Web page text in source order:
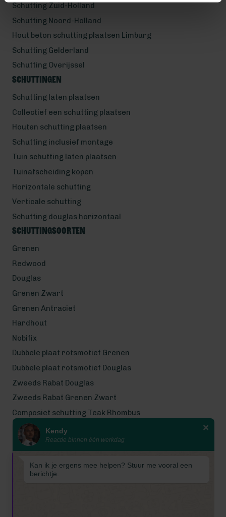
Wij zijn even met bouwvak! Van 7
tot en met 16 augustus is
Schutting Zuid-Holland
Schutting Noord-Holland
Hout beton schutting plaatsen Limburg
Schutting Gelderland
Schutting Overijssel
Schuttingen
Schutting laten plaatsen
Collectief een schutting plaatsen
Houten schutting plaatsen
Schutting inclusief montage
Tuin schutting laten plaatsen
Tuinafscheiding kopen
Horizontale schutting
Verticale schutting
Schutting douglas horizontaal
Schuttingsoorten
Grenen
Redwood
Douglas
Grenen Zwart
Grenen Antraciet
Hardhout
Nobifix
Dubbele plaat rotsmotief Grenen
Dubbele plaat rotsmotief Douglas
Zweeds Rabat Douglas
Zweeds Rabat Grenen Zwart
Composiet schutting Teak Rhombus
Wij werken met eerlijke
gecertificeerde houtsoorten
Kendy
Reactie binnen één werkdag
Kan ik je ergens mee helpen? Stuur me vooral een
berichtje.